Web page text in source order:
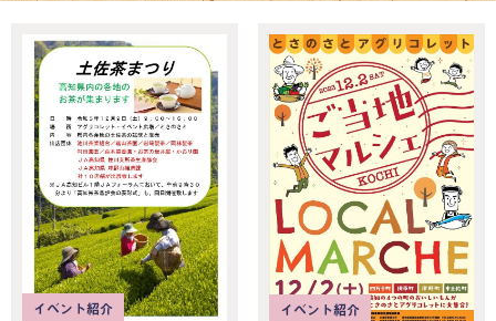
イベント紹介 イベント紹介